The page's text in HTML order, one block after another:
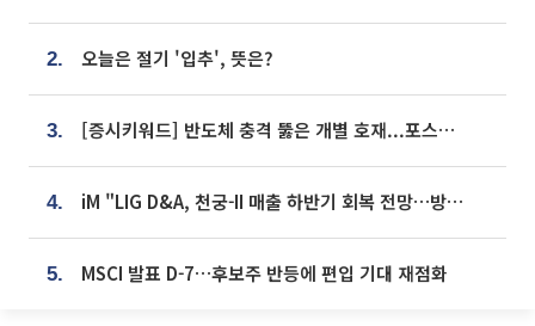
2. 오늘은 절기 '입추', 뜻은?
3. [증시키워드] 반도체 충격 뚫은 개별 호재...포스코퓨처엠·에코프로·한화솔루션 '눈길'
4. iM "LIG D&A, 천궁-II 매출 하반기 회복 전망…방산 톱픽 유지"
5. MSCI 발표 D-7…후보주 반등에 편입 기대 재점화